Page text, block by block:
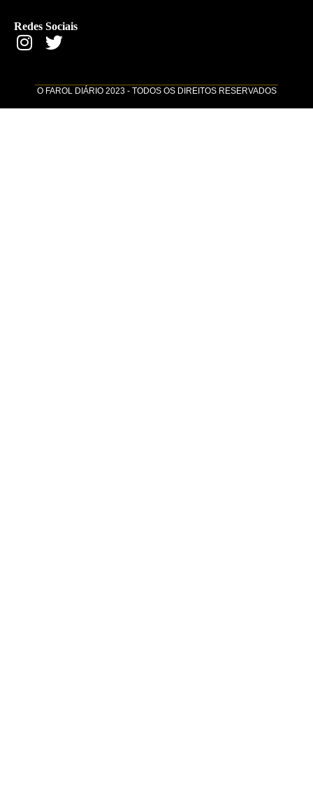
Redes Sociais
O FAROL DIÁRIO 2023 - TODOS OS DIREITOS RESERVADOS